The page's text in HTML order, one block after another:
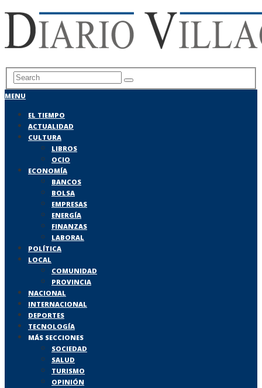
MENU
EL TIEMPO
ACTUALIDAD
CULTURA
LIBROS
OCIO
ECONOMÍA
BANCOS
BOLSA
EMPRESAS
ENERGÍA
FINANZAS
LABORAL
POLÍTICA
LOCAL
COMUNIDAD
PROVINCIA
NACIONAL
INTERNACIONAL
DEPORTES
TECNOLOGÍA
MÁS SECCIONES
SOCIEDAD
SALUD
TURISMO
OPINIÓN